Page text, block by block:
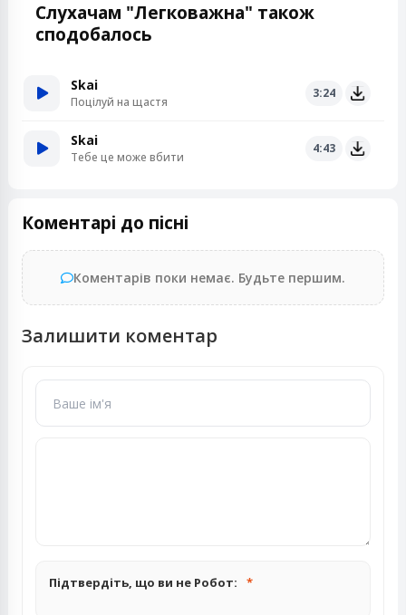
Слухачам "Легковажна" також
сподобалось
Skai
Поцілуй на щастя
3:24
Skai
Тебе це може вбити
4:43
Коментарі до пісні
Коментарів поки немає. Будьте першим.
Залишити коментар
Підтвердіть, що ви не Робот: